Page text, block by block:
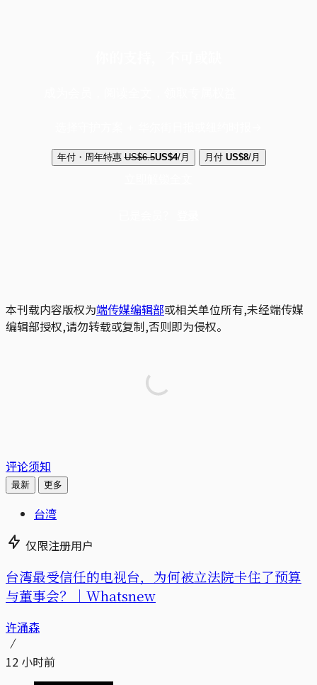
年付・周年特惠 US$6.5US$4/月 月付 US$8/月
本刊载内容版权为端传媒编辑部或相关单位所有,未经端传媒
编辑部授权,请勿转载或复制,否则即为侵权。
评论须知
最新 更多
台湾
仅限注册用户
台湾最受信任的电视台，为何被立法院卡住了预算
与董事会？｜Whatsnew
许涌森
12 小时前